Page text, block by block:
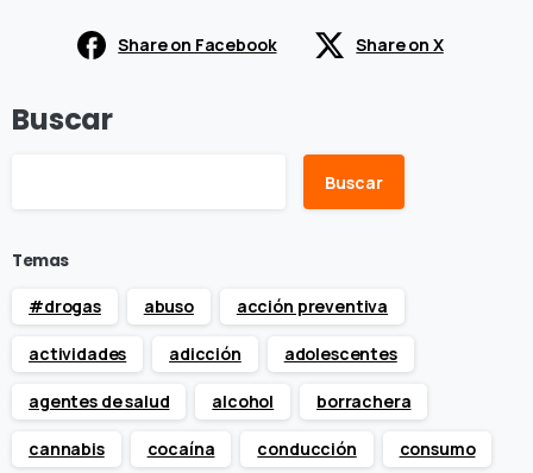
Share on Facebook Share on X
Buscar
Buscar
Temas
#drogas
abuso acción preventiva
actividades adicción adolescentes
agentes de salud alcohol borrachera
cannabis cocaína conducción consumo